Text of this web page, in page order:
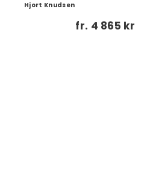
Hjort Knudsen
fr. 4 865 kr